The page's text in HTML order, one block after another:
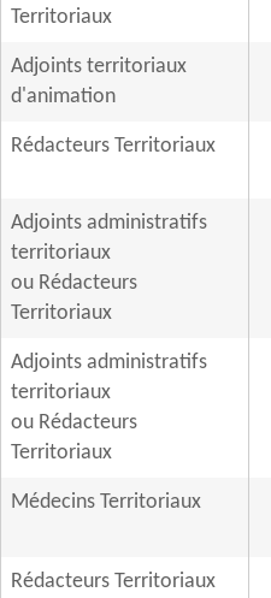
Territoriaux
Adjoints territoriaux
d'animation
Rédacteurs Territoriaux
Adjoints administratifs
territoriaux
ou Rédacteurs
Territoriaux
Adjoints administratifs
territoriaux
ou Rédacteurs
Territoriaux
Médecins Territoriaux
Rédacteurs Territoriaux